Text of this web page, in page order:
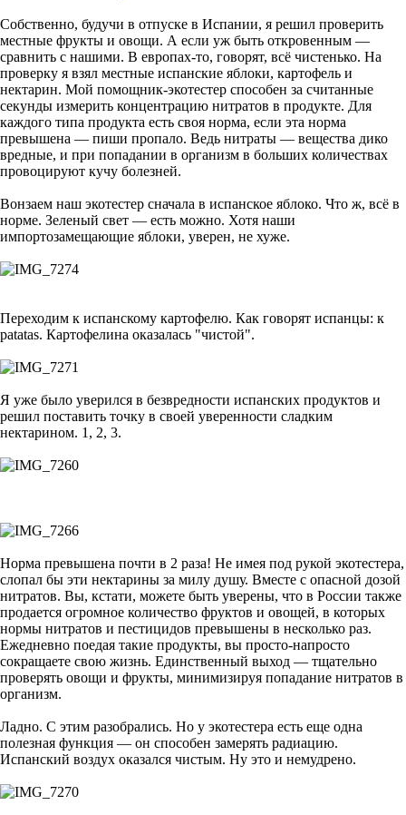
Собственно, будучи в отпуске в Испании, я решил проверить
местные фрукты и овощи. А если уж быть откровенным —
сравнить с нашими. В европах-то, говорят, всё чистенько. На
проверку я взял местные испанские яблоки, картофель и
нектарин. Мой помощник-экотестер способен за считанные
секунды измерить концентрацию нитратов в продукте. Для
каждого типа продукта есть своя норма, если эта норма
превышена — пиши пропало. Ведь нитраты — вещества дико
вредные, и при попадании в организм в больших количествах
провоцируют кучу болезней.
Вонзаем наш экотестер сначала в испанское яблоко. Что ж, всё в
норме. Зеленый свет — есть можно. Хотя наши
импортозамещающие яблоки, уверен, не хуже.
Переходим к испанскому картофелю. Как говорят испанцы: к
patatas. Картофелина оказалась "чистой".
Я уже было уверился в безвредности испанских продуктов и
решил поставить точку в своей уверенности сладким
нектарином. 1, 2, 3.
Норма превышена почти в 2 раза! Не имея под рукой экотестера,
слопал бы эти нектарины за милу душу. Вместе с опасной дозой
нитратов. Вы, кстати, можете быть уверены, что в России также
продается огромное количество фруктов и овощей, в которых
нормы нитратов и пестицидов превышены в несколько раз.
Ежедневно поедая такие продукты, вы просто-напросто
сокращаете свою жизнь. Единственный выход — тщательно
проверять овощи и фрукты, минимизируя попадание нитратов в
организм.
Ладно. С этим разобрались. Но у экотестера есть еще одна
полезная функция — он способен замерять радиацию.
Испанский воздух оказался чистым. Ну это и немудрено.